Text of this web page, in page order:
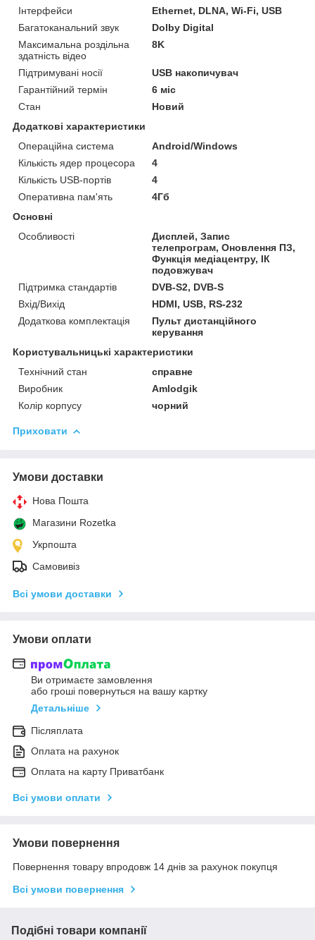
Інтерфейси
Ethernet, DLNA, Wi-Fi, USB
Багатоканальний звук
Dolby Digital
Максимальна роздільна
здатність відео
8K
Підтримувані носії
USB накопичувач
Гарантійний термін
6 міс
Стан
Новий
Додаткові характеристики
Операційна система
Android/Windows
Кількість ядер процесора
4
Кількість USB-портів
4
Оперативна пам'ять
4Гб
Основні
Особливості
Дисплей, Запис
телепрограм, Оновлення ПЗ,
Функція медіацентру, ІК
подовжувач
Підтримка стандартів
DVB-S2, DVB-S
Вхід/Вихід
HDMI, USB, RS-232
Додаткова комплектація
Пульт дистанційного
керування
Користувальницькі характеристики
Технічний стан
справне
Виробник
Amlodgik
Колір корпусу
чорний
Приховати
Умови доставки
Нова Пошта
Магазини Rozetka
Укрпошта
Самовивіз
Всі умови доставки
Умови оплати
Ви отримаєте замовлення
або гроші повернуться на вашу картку
Детальніше
Післяплата
Оплата на рахунок
Оплата на карту Приватбанк
Всі умови оплати
Умови повернення
Повернення товару впродовж 14 днів за рахунок покупця
Всі умови повернення
Подібні товари компанії